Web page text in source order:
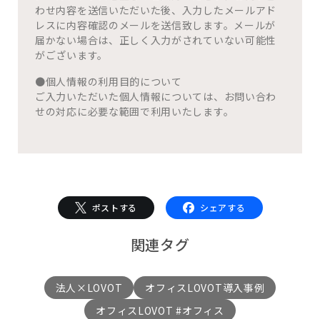
わせ内容を送信いただいた後、入力したメールアド
レスに内容確認のメールを送信致します。メールが
届かない場合は、正しく入力がされていない可能性
がございます。
●個人情報の利用目的について
ご入力いただいた個人情報については、お問い合わ
せの対応に必要な範囲で利用いたします。
ポストする シェアする
関連タグ
法人×LOVOT
オフィスLOVOT導入事例
オフィスLOVOT #オフィス